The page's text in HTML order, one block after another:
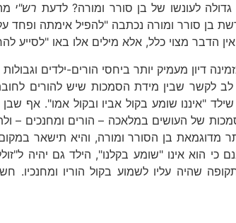
לעונשו של בן סורר ומורה? לדעת רש"י
בן סורר ומורה נכתבה "להפיל אימתה ופחד
הדבר מצוי כלל, אלא מילים אלו באו "לסייע
דיון מעמיק יותר ביחסי הורים-ילדים
לקשר שבין מידת הסמכות שיש להורים
"איננו שומע בקול אביו ובקול אמו". אף
של העושים במלאכה – הורים ומחנכים –
מדוגמאת בן הסורר ומורה, והיא תישאר
כי הוא אינו "שומע בקלנו", הילד גם יהיה
שהיה עליו לשמוע בקול הוריו ומחנכיו.